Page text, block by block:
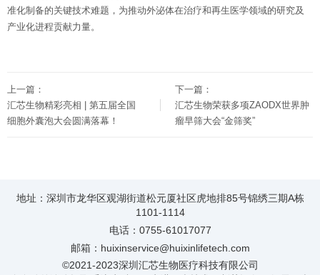
准化制备的关键技术难题，为推动外泌体在治疗和再生医学领域的研究及
产业化进程贡献力量。
上一篇：
汇芯生物精彩亮相 | 第五届全国
细胞外囊泡大会圆满落幕！
下一篇：
汇芯生物荣获多项ZAODX世界肿
瘤早筛大会“金筛奖”
地址：深圳市龙华区观湖街道松元厦社区虎地排85号锦绣三期A栋
1101-1114
电话：0755-61017077
邮箱：huixinservice@huixinlifetech.com
©2021-2023深圳汇芯生物医疗科技有限公司